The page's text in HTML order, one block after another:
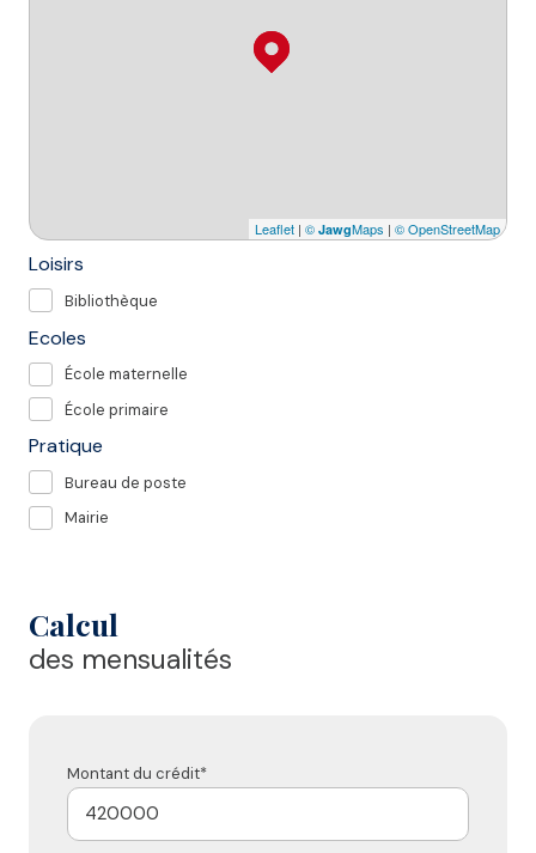
Leaflet | © JawgMaps | © OpenStreetMap
Loisirs
Bibliothèque
Ecoles
École maternelle
École primaire
Pratique
Bureau de poste
Mairie
Calcul
des mensualités
Montant du crédit*